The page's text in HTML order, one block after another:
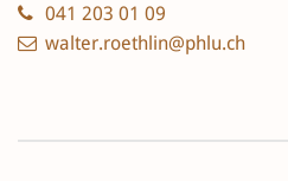
041 203 01 09
walter.roethlin@phlu.ch